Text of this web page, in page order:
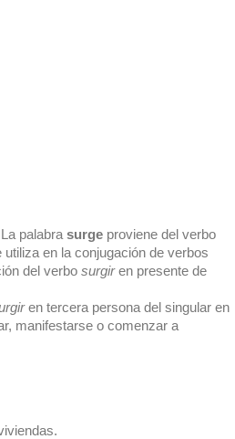
palabra surge proviene del verbo
utiliza en la conjugación de verbos
del verbo surgiren presente de
en tercera persona del singular en
manifestarse o comenzar a